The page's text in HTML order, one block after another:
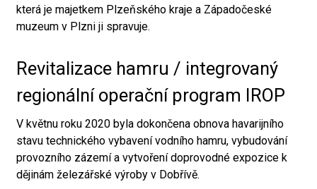
která je majetkem Plzeňského kraje a Západočeské
muzeum v Plzni ji spravuje.
Revitalizace hamru / integrovaný
regionální operační program IROP
V květnu roku 2020 byla dokončena obnova havarijního
stavu technického vybavení vodního hamru, vybudování
provozního zázemí a vytvoření doprovodné expozice k
dějinám železářské výroby v Dobřívě.